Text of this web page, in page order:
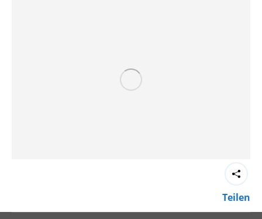
Teilen